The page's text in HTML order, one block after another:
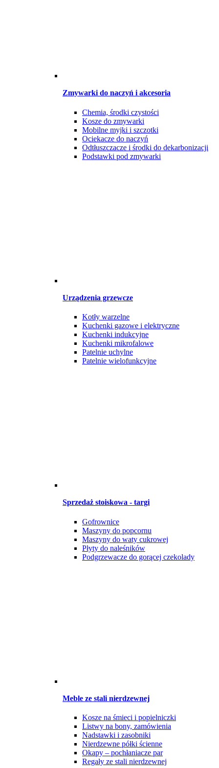
Zmywarki do naczyń i akcesoria
Chemia, środki czystości
Kosze do zmywarki
Mobilne myjki i szczotki
Ociekacze do naczyń
Odtłuszczacze i środki do dekarbonizacji
Podstawki pod zmywarki
Urządzenia grzewcze
Kotły warzelne
Kuchenki gazowe i elektryczne
Kuchenki indukcyjne
Kuchenki mikrofalowe
Patelnie uchylne
Patelnie wielofunkcyjne
Sprzedaż stoiskowa - targi
Gofrownice
Maszyny do popcornu
Maszyny do waty cukrowej
Płyty do naleśników
Podgrzewacze do gorącej czekolady
Meble ze stali nierdzewnej
Kosze na śmieci i popielniczki
Listwy na bony, zamówienia
Nadstawki i zasobniki
Nierdzewne półki ścienne
Okapy – pochłaniacze par
Regały ze stali nierdzewnej